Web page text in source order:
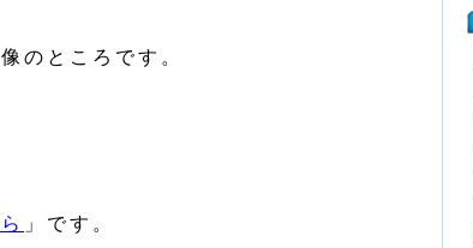
のところです。
」です。